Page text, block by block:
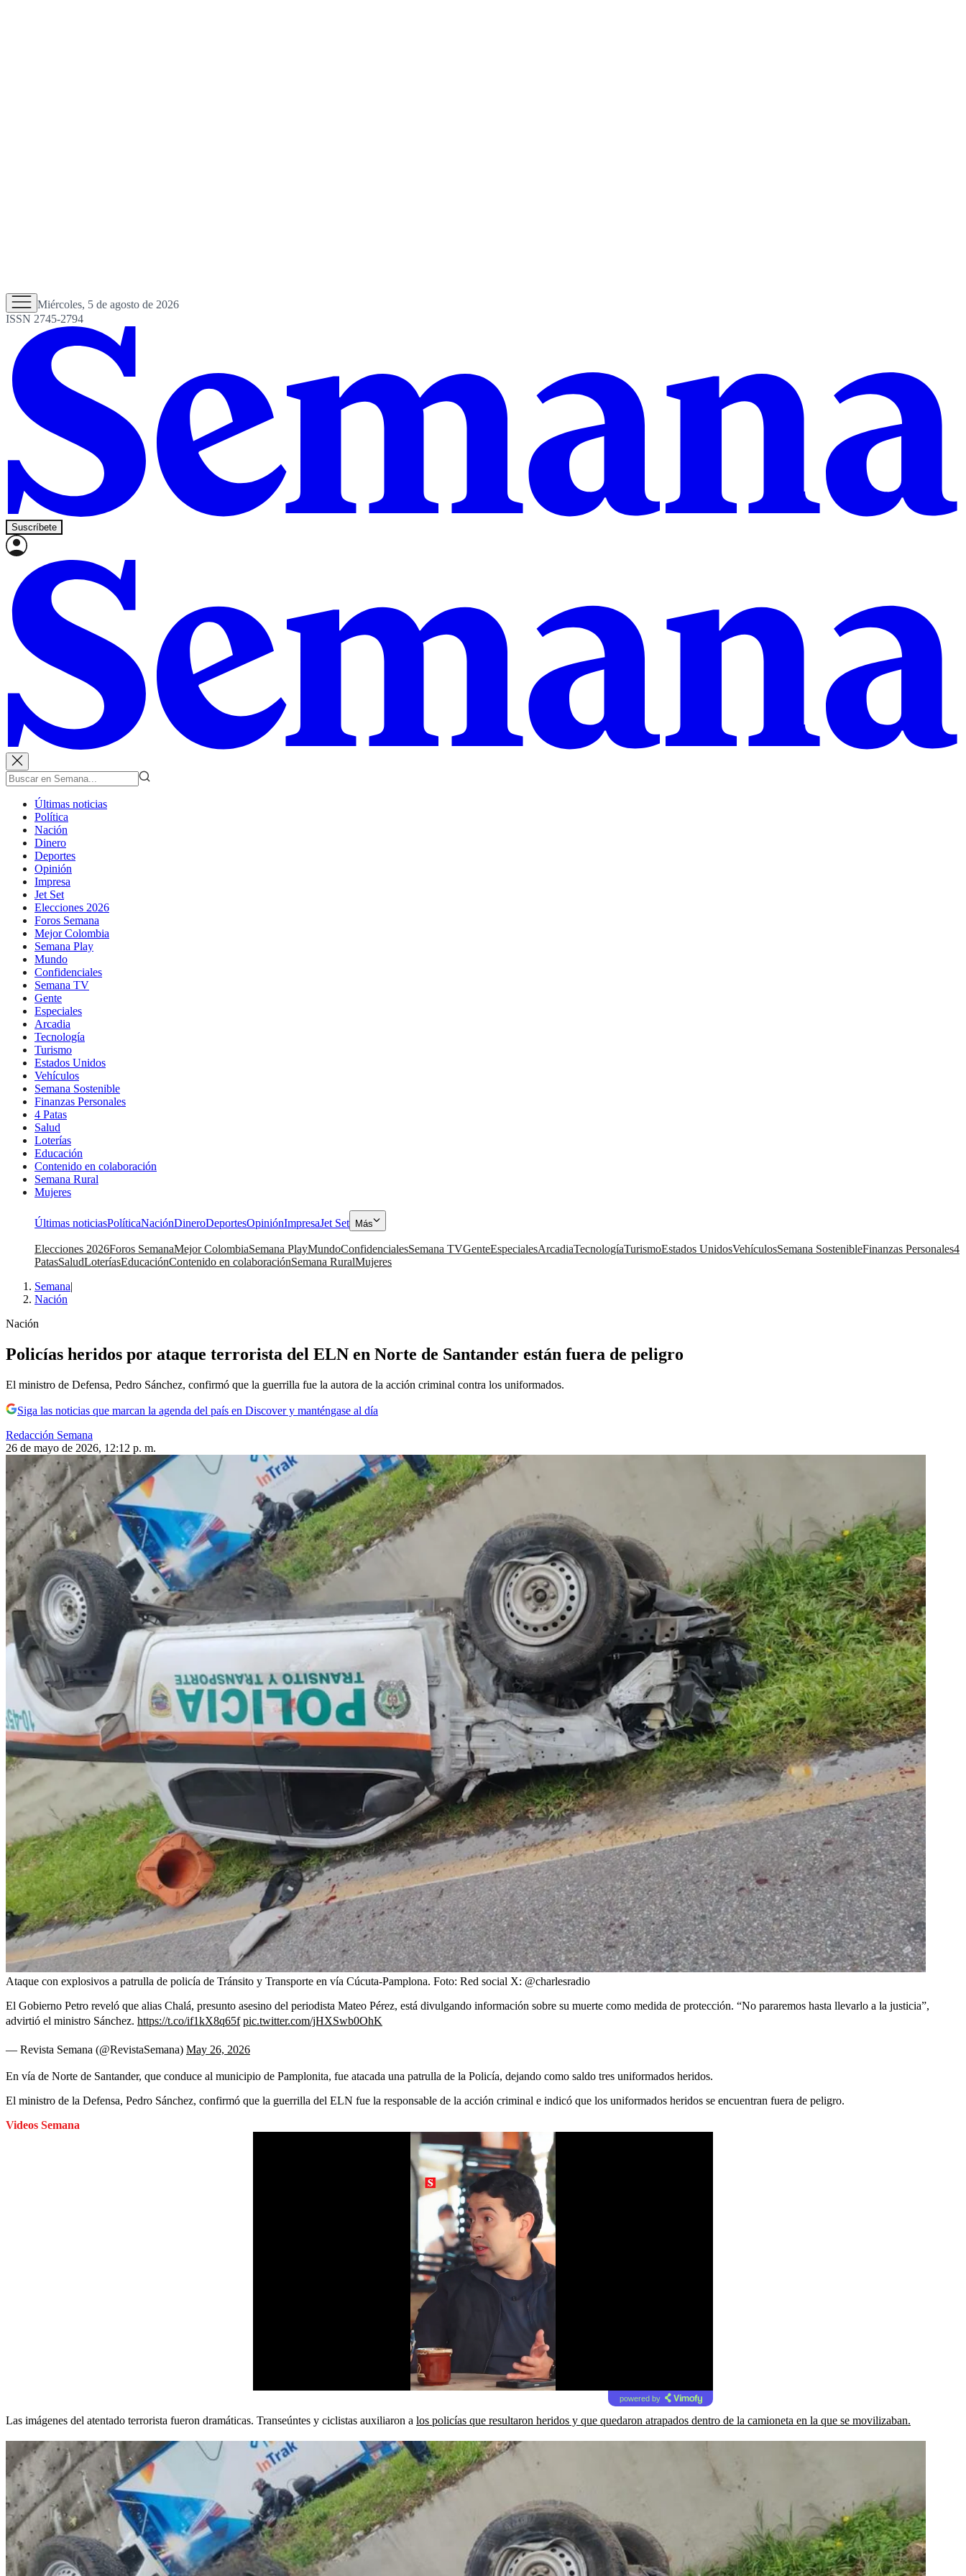
Miércoles, 5 de agosto de 2026
ISSN 2745-2794
Suscríbete
Últimas noticias
Política
Nación
Dinero
Deportes
Opinión
Impresa
Jet Set
Elecciones 2026
Foros Semana
Mejor Colombia
Semana Play
Mundo
Confidenciales
Semana TV
Gente
Especiales
Arcadia
Tecnología
Turismo
Estados Unidos
Vehículos
Semana Sostenible
Finanzas Personales
4 Patas
Salud
Loterías
Educación
Contenido en colaboración
Semana Rural
Mujeres
Últimas noticiasPolíticaNaciónDineroDeportesOpiniónImpresaJet Set Más
Elecciones 2026Foros SemanaMejor ColombiaSemana PlayMundoConfidencialesSemana TVGenteEspecialesArcadiaTecnologíaTurismoEstados UnidosVehículosSemana SostenibleFinanzas Personales4
PatasSaludLoteríasEducaciónContenido en colaboraciónSemana RuralMujeres
Semana|
Nación
Nación
Policías heridos por ataque terrorista del ELN en Norte de Santander están fuera de peligro
El ministro de Defensa, Pedro Sánchez, confirmó que la guerrilla fue la autora de la acción criminal contra los uniformados.
Siga las noticias que marcan la agenda del país en Discover y manténgase al día
Redacción Semana
26 de mayo de 2026, 12:12 p. m.
Ataque con explosivos a patrulla de policía de Tránsito y Transporte en vía Cúcuta-Pamplona. Foto: Red social X: @charlesradio
El Gobierno Petro reveló que alias Chalá, presunto asesino del periodista Mateo Pérez, está divulgando información sobre su muerte como medida de protección. “No pararemos hasta llevarlo a la justicia”,
advirtió el ministro Sánchez. https://t.co/if1kX8q65f pic.twitter.com/jHXSwb0OhK
— Revista Semana (@RevistaSemana) May 26, 2026
En vía de Norte de Santander, que conduce al municipio de Pamplonita, fue atacada una patrulla de la Policía, dejando como saldo tres uniformados heridos.
El ministro de la Defensa, Pedro Sánchez, confirmó que la guerrilla del ELN fue la responsable de la acción criminal e indicó que los uniformados heridos se encuentran fuera de peligro.
Videos Semana
powered by
Las imágenes del atentado terrorista fueron dramáticas. Transeúntes y ciclistas auxiliaron a los policías que resultaron heridos y que quedaron atrapados dentro de la camioneta en la que se movilizaban.